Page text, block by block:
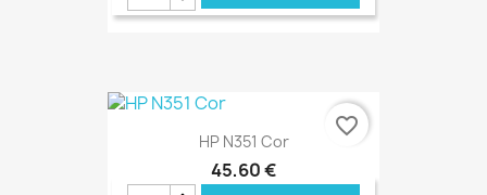
€ ONLINE
HP N351 Cor
45,60 €
favorite_border